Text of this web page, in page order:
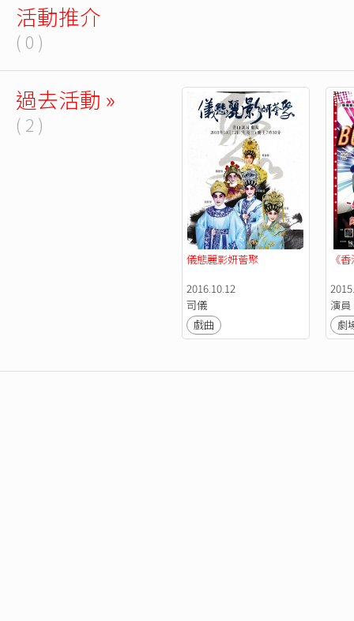
活動推介
( 0 )
過去活動 »
( 2 )
儀態麗影妍薈聚
2016.10.12
司儀
戲曲
《
演員
劇